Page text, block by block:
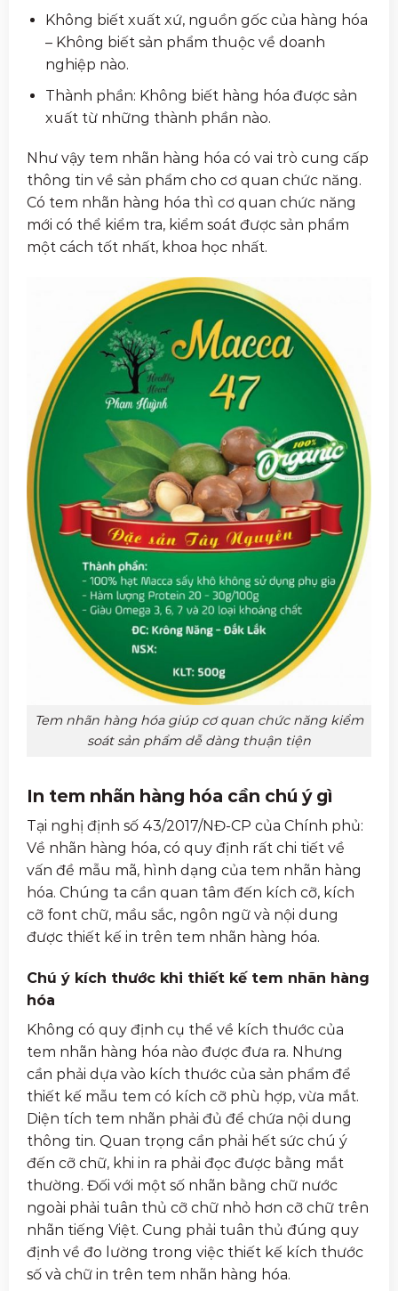
Không biết xuất xứ, nguồn gốc của hàng hóa
– Không biết sản phẩm thuộc về doanh
nghiệp nào.
Thành phần: Không biết hàng hóa được sản
xuất từ những thành phần nào.
Như vậy tem nhãn hàng hóa có vai trò cung cấp
thông tin về sản phẩm cho cơ quan chức năng.
Có tem nhãn hàng hóa thì cơ quan chức năng
mới có thể kiểm tra, kiểm soát được sản phẩm
một cách tốt nhất, khoa học nhất.
Tem nhãn hàng hóa giúp cơ quan chức năng kiểm
soát sản phẩm dễ dàng thuận tiện
In tem nhãn hàng hóa cần chú ý gì
Tại nghị định số 43/2017/NĐ-CP của Chính phủ:
Về nhãn hàng hóa, có quy định rất chi tiết về
vấn đề mẫu mã, hình dạng của tem nhãn hàng
hóa. Chúng ta cần quan tâm đến kích cỡ, kích
cỡ font chữ, mầu sắc, ngôn ngữ và nội dung
được thiết kế in trên tem nhãn hàng hóa.
Chú ý kích thước khi thiết kế tem nhãn hàng
hóa
Không có quy định cụ thể về kích thước của
tem nhãn hàng hóa nào được đưa ra. Nhưng
cần phải dựa vào kích thước của sản phẩm để
thiết kế mẫu tem có kích cỡ phù hợp, vừa mắt.
Diện tích tem nhãn phải đủ để chứa nội dung
thông tin. Quan trọng cần phải hết sức chú ý
đến cỡ chữ, khi in ra phải đọc được bằng mắt
thường. Đối với một số nhãn bằng chữ nước
ngoài phải tuân thủ cỡ chữ nhỏ hơn cỡ chữ trên
nhãn tiếng Việt. Cung phải tuân thủ đúng quy
định về đo lường trong việc thiết kế kích thước
số và chữ in trên tem nhãn hàng hóa.